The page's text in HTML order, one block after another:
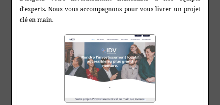
d'experts. Nous vous accompagnons pour vous livrer un projet
clé en main.